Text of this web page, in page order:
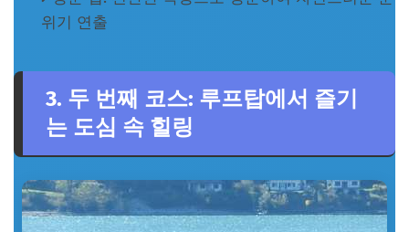
위기 연출
3. 두 번째 코스: 루프탑에서 즐기
는 도심 속 힐링